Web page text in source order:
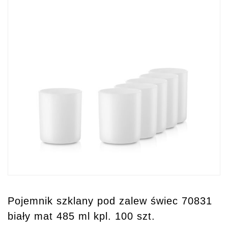
Pojemnik szklany pod zalew świec 70831
biały mat 485 ml kpl. 100 szt.